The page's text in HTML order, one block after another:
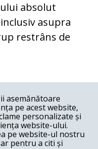
absolut
asupra
restrâns de
asemănătoare
pe acest website,
personalizate și
website-ului.
pe website-ul nostru
pentru a citi și